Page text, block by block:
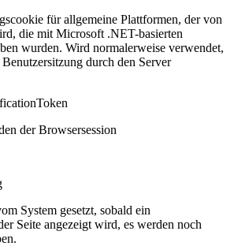
für allgemeine Plattformen, der von
die mit Microsoft .NET-basierten
wurden. Wird normalerweise verwendet,
durch den Server
der Browsersession
System gesetzt, sobald ein
Seite angezeigt wird, es werden noch